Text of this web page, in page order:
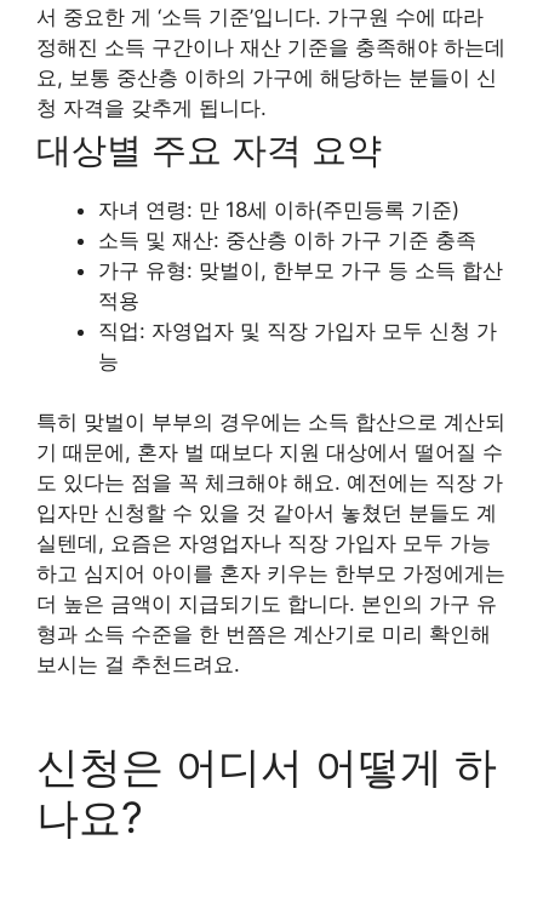
서 중요한 게 ‘소득 기준’입니다. 가구원 수에 따라
정해진 소득 구간이나 재산 기준을 충족해야 하는데
요, 보통 중산층 이하의 가구에 해당하는 분들이 신
청 자격을 갖추게 됩니다.
대상별 주요 자격 요약
자녀 연령: 만 18세 이하(주민등록 기준)
소득 및 재산: 중산층 이하 가구 기준 충족
가구 유형: 맞벌이, 한부모 가구 등 소득 합산
적용
직업: 자영업자 및 직장 가입자 모두 신청 가
능
특히 맞벌이 부부의 경우에는 소득 합산으로 계산되
기 때문에, 혼자 벌 때보다 지원 대상에서 떨어질 수
도 있다는 점을 꼭 체크해야 해요. 예전에는 직장 가
입자만 신청할 수 있을 것 같아서 놓쳤던 분들도 계
실텐데, 요즘은 자영업자나 직장 가입자 모두 가능
하고 심지어 아이를 혼자 키우는 한부모 가정에게는
더 높은 금액이 지급되기도 합니다. 본인의 가구 유
형과 소득 수준을 한 번쯤은 계산기로 미리 확인해
보시는 걸 추천드려요.
신청은 어디서 어떻게 하
나요?